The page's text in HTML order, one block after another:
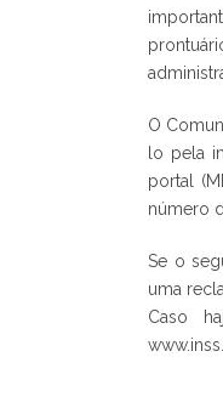
O
lo pela
portal
número
Se o
uma
Caso